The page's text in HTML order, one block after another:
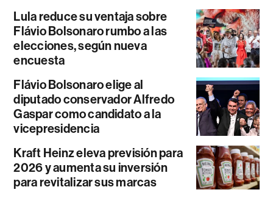
Lula reduce su ventaja sobre
Flávio Bolsonaro rumbo a las
elecciones, según nueva
encuesta
Flávio Bolsonaro elige al
diputado conservador Alfredo
Gaspar como candidato a la
vicepresidencia
Kraft Heinz eleva previsión para
2026 y aumenta su inversión
para revitalizar sus marcas